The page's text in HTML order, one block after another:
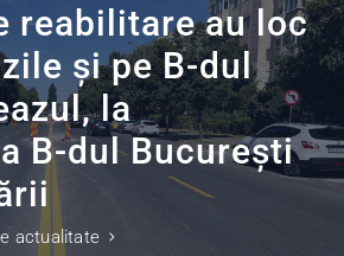
reabilitare au loc
și pe B-dul
la
B-dul București
actualitate